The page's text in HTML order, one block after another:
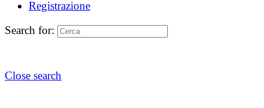
Registrazione
Search for:
Close search